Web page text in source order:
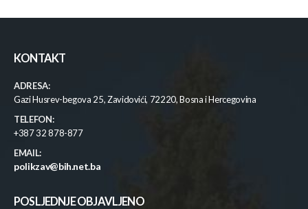
KONTAKT
ADRESA:
Gazi Husrev-begova 25, Zavidovići, 72220, Bosna i Hercegovina
TELEFON:
+387 32 878-877
EMAIL:
polikzav@bih.net.ba
POSLJEDNJE OBJAVLJENO